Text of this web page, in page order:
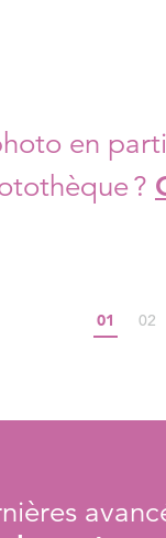
en
?
01 02